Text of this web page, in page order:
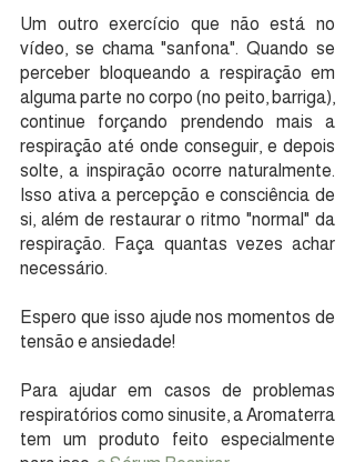
Um outro exercício que não está no
vídeo, se chama "sanfona". Quando se
perceber bloqueando a respiração em
alguma parte no corpo (no peito, barriga),
continue forçando prendendo mais a
respiração até onde conseguir, e depois
solte, a inspiração ocorre naturalmente.
Isso ativa a percepção e consciência de
si, além de restaurar o ritmo "normal" da
respiração. Faça quantas vezes achar
necessário.
Espero que isso ajude nos momentos de
tensão e ansiedade!
Para ajudar em casos de problemas
respiratórios como sinusite, a Aromaterra
tem um produto feito especialmente